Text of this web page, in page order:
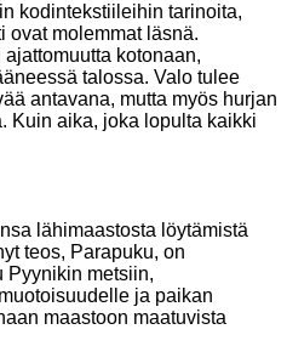
kodintekstiileihin tarinoita,
ovat molemmat läsnä.
kotonaan,
talossa. Valo tulee
antavana, mutta myös hurjan
Kuin aika, joka lopulta kaikki
lähimaastosta löytämistä
teos, Parapuku, on
Pyynikin metsiin,
ja paikan
maastoon maatuvista